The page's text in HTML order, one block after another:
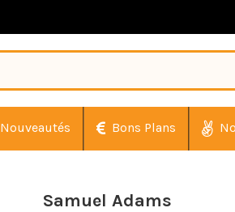
Nouveautés Bons Plans
Samuel Adams